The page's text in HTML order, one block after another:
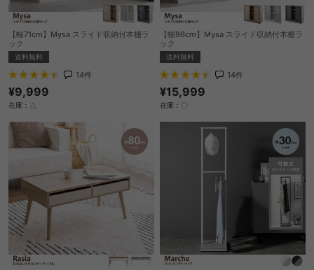
【幅71cm】Mysa スライド収納付本棚ラ
ック
送料無料
14件
¥9,999
在庫：△
【幅96cm】Mysa スライド収納付本棚ラ
ック
送料無料
14件
¥15,999
在庫：〇